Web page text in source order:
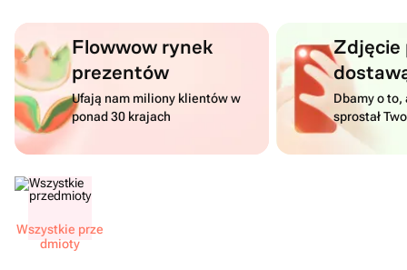
Flowwow rynek
prezentów
Ufają nam miliony klientów w
ponad 30 krajach
Dbamy o to,
sprostał
Wszystkie prze​
dmioty